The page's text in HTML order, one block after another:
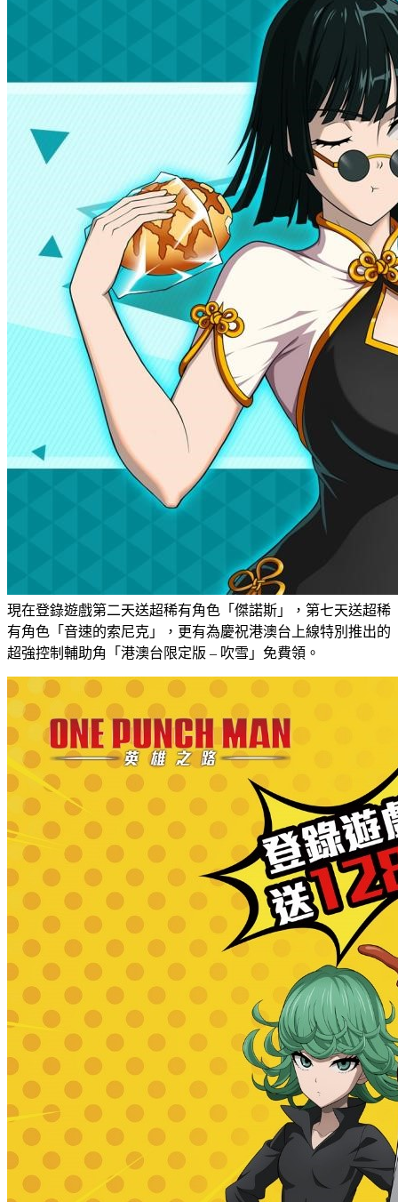
現在登錄遊戲第二天送超稀有角色「傑諾斯」，第七天送超稀
有角色「音速的索尼克」，更有為慶祝港澳台上線特別推出的
超強控制輔助角「港澳台限定版 – 吹雪」免費領。